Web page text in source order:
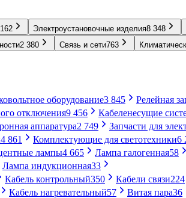
Электроустановочные изделия8 348
2 380 Связь и сети763
оборудование3 845 Релейная
отключения9 456 Кабеленесущие
аппаратура2 749 Запчасти для
4 861 Комплектующие для светотехники6
лампы4 665 Лампа галогенная58
Лампа индукционная33
Кабель контрольный350 Кабели связи224
Кабель нагревательный57 Витая пара36